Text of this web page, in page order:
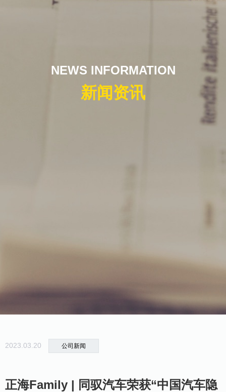
NEWS INFORMATION
新闻资讯
2023.03.20 公司新闻
正海Family | 同驭汽车荣获“中国汽车隐